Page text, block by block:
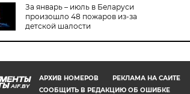
За январь – июль в Беларуси
произошло 48 пожаров из-за
детской шалости
AIF.BY
АРХИВ НОМЕРОВ РЕКЛАМА НА САЙТЕ
СООБЩИТЬ В РЕДАКЦИЮ ОБ ОШИБКЕ